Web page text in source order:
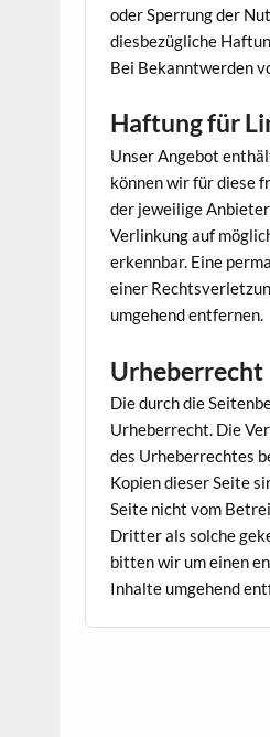
oder Sperrung der
diesbezügliche
Bei Bekanntwerden
Haftung für
Unser Angebot
können wir für diese
der jeweilige
Verlinkung auf
erkennbar. Eine
einer
umgehend entfernen.
Urheberrecht
Die durch die
Urheberrecht. Die
des Urheberrechtes
Kopien dieser Seite
Seite nicht vom
Dritter als solche
bitten wir um einen
Inhalte umgehend